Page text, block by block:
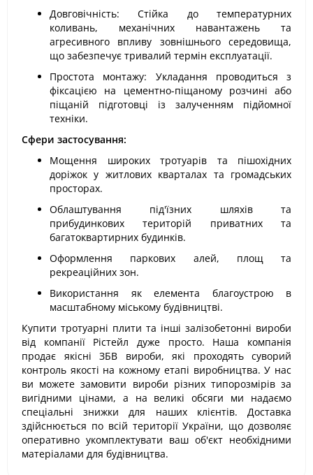
Довговічність: Стійка до температурних
коливань, механічних навантажень та
агресивного впливу зовнішнього середовища,
що забезпечує тривалий термін експлуатації.
Простота монтажу: Укладання проводиться з
фіксацією на цементно-піщаному розчині або
піщаній підготовці із залученням підйомної
техніки.
Сфери застосування:
Мощення широких тротуарів та пішохідних
доріжок у житлових кварталах та громадських
просторах.
Облаштування під'їзних шляхів та
прибудинкових територій приватних та
багатоквартирних будинків.
Оформлення паркових алей, площ та
рекреаційних зон.
Використання як елемента благоустрою в
масштабному міському будівництві.
Купити тротуарні плити та інші залізобетонні вироби
від компанії Рістейл дуже просто. Наша компанія
продає якісні ЗБВ вироби, які проходять суворий
контроль якості на кожному етапі виробництва. У нас
ви можете замовити вироби різних типорозмірів за
вигідними цінами, а на великі обсяги ми надаємо
спеціальні знижки для наших клієнтів. Доставка
здійснюється по всій території України, що дозволяє
оперативно укомплектувати ваш об'єкт необхідними
матеріалами для будівництва.